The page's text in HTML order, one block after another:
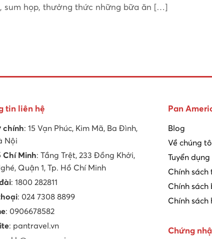
sum họp, thưởng thức những bữa ăn […]
tin liên hệ
chính: 15 Vạn Phúc, Kim Mã, Ba Đình,
Nội
Chí Minh: Tầng Trệt, 233 Đồng Khởi,
Quận 1, Tp. Hồ Chí Minh
: 1800 282811
: 024 7308 8899
: 0906678582
: pantravel.vn
Pan
Blog
Về chúng
Tuyển dụng
Chính
Chính
Chính sách
Chứng